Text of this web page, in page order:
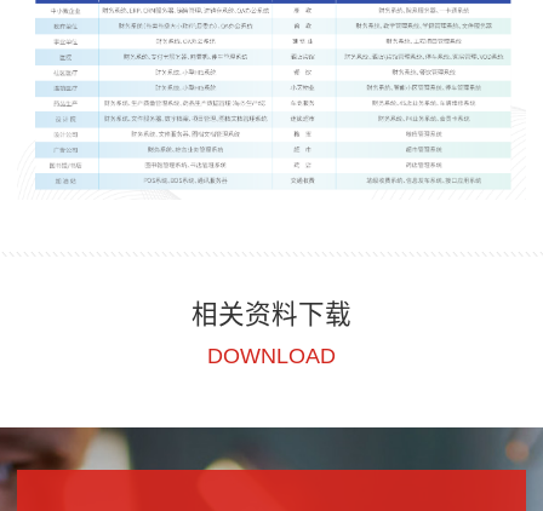
相关资料下载
DOWNLOAD